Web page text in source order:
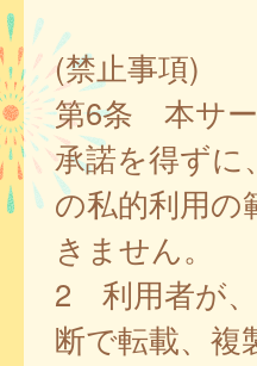
(禁止事項)
第6条 本サー
承諾を得ずに
の私的利用
きません。
2 利用者が、
断で転載、複